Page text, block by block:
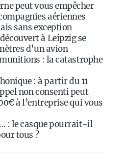
peut vous empêcher
aériennes
sans exception
à Leipzig se
d’un avion
: la catastrophe
: à partir du 11
non consenti peut
à l’entreprise qui vous
: le casque pourrait-il
tous ?